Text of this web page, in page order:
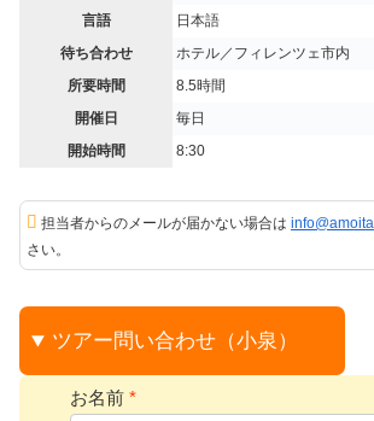
言語
日本語
待ち合わせ
ホテル／フィレンツェ市内
所要時間
8.5時間
開催日
毎日
開始時間
8:30
担当者からのメールが届かない場合は
さい。
ツアー問い合わせ（小泉）
お名前 *